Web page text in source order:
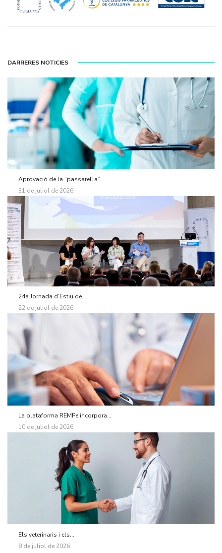
DARRERES NOTICIES
Aprovació de la “passarel·la”...
31 de juliol de 2026
24a Jornada d’Estiu de...
22 de juliol de 2026
La plataforma REMPe incorpora...
10 de juliol de 2026
Els veterinaris i els...
8 de juliol de 2026